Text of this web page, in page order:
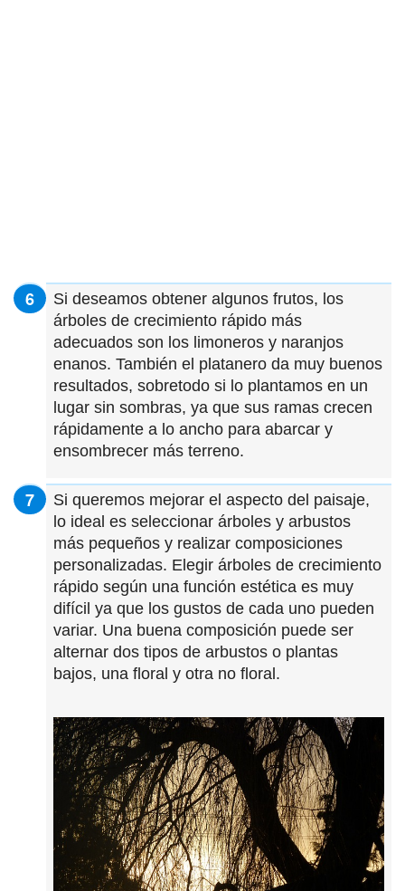
Si deseamos obtener algunos frutos, los
árboles de crecimiento rápido más
adecuados son los limoneros y naranjos
enanos. También el platanero da muy buenos
resultados, sobretodo si lo plantamos en un
lugar sin sombras, ya que sus ramas crecen
rápidamente a lo ancho para abarcar y
ensombrecer más terreno.
Si queremos mejorar el aspecto del paisaje,
lo ideal es seleccionar árboles y arbustos
más pequeños y realizar composiciones
personalizadas. Elegir árboles de crecimiento
rápido según una función estética es muy
difícil ya que los gustos de cada uno pueden
variar. Una buena composición puede ser
alternar dos tipos de arbustos o plantas
bajos, una floral y otra no floral.